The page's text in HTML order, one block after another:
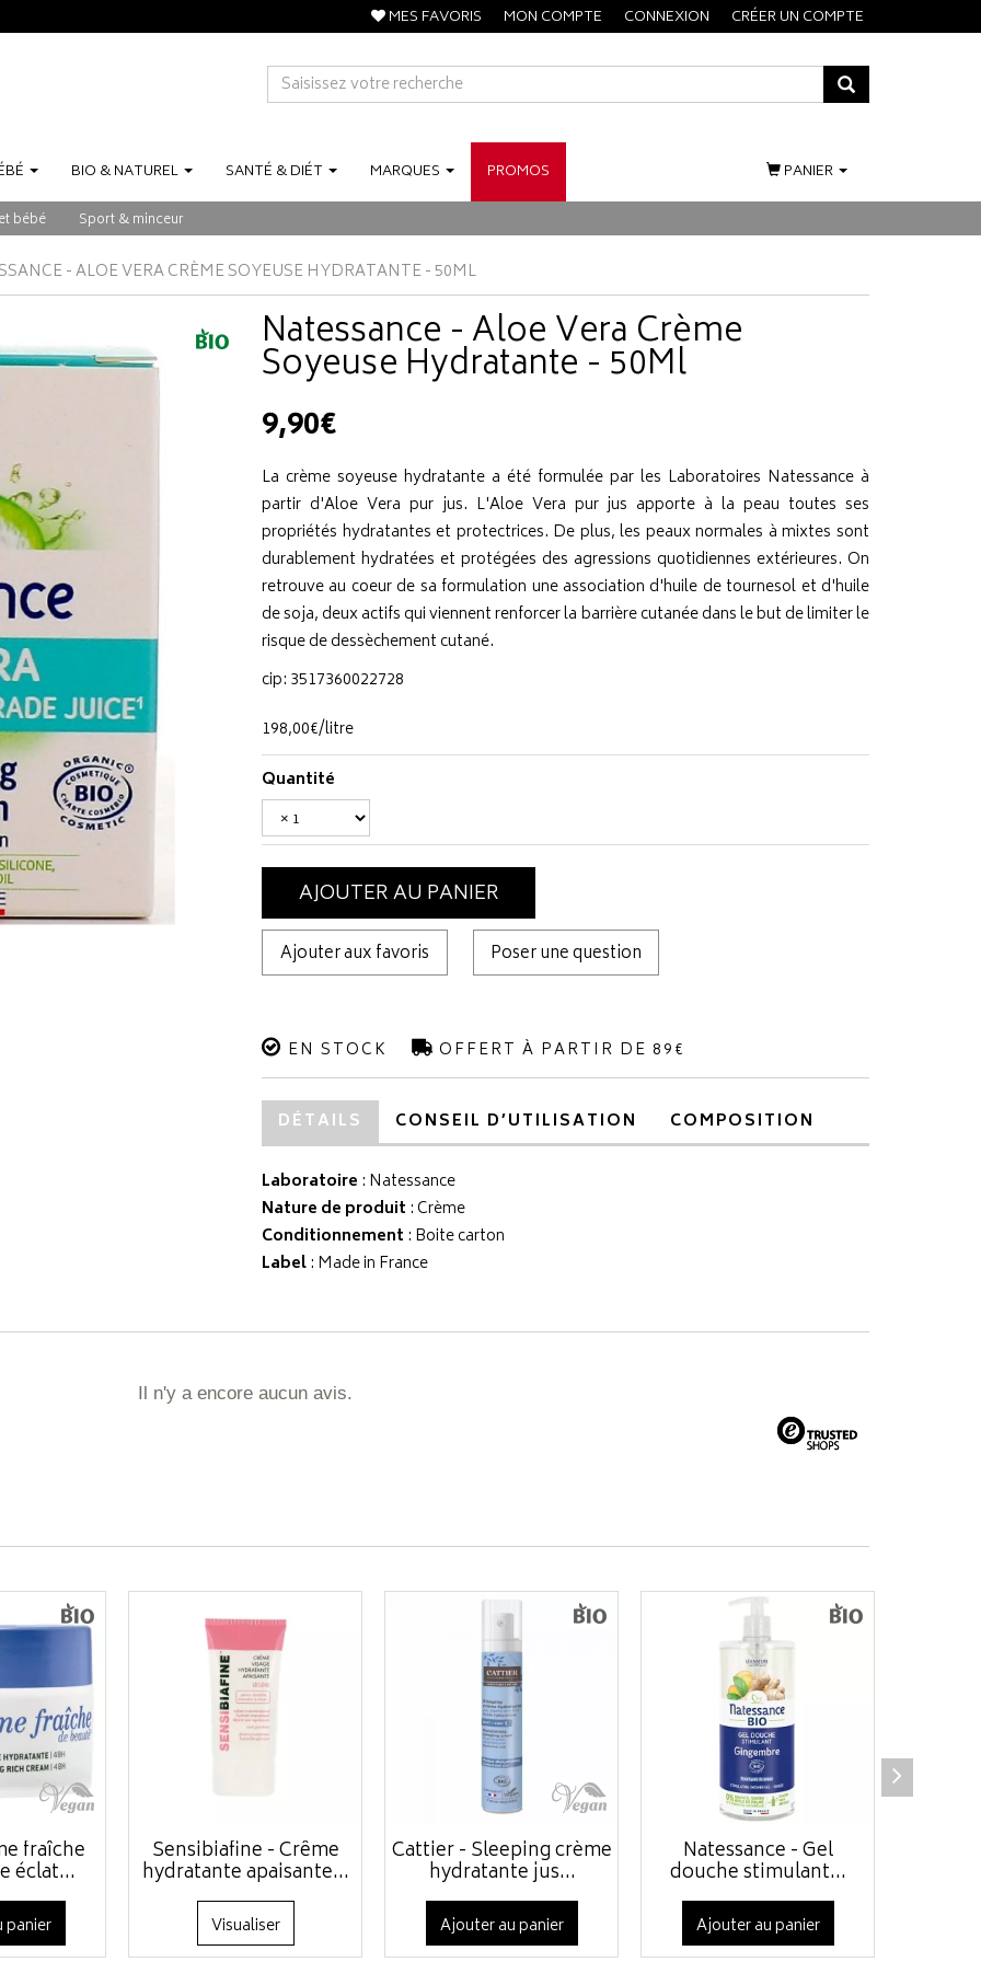
MES FAVORIS MON COMPTE CONNEXION CRÉER UN COMPTE
BIO &NATUREL SANTÉ &DIÉT MARQUES PROMOS
bébé Sport & minceur
PANIER
- ALOE VERA CRÈME SOYEUSE HYDRATANTE - 50ML
Natessance - Aloe Vera Crème
Soyeuse Hydratante - 50Ml
9,90€
La crème soyeuse hydratante a été formulée par les Laboratoires Natessance à
partir d'Aloe Vera pur jus. L'Aloe Vera pur jus apporte à la peau toutes ses
propriétés hydratantes et protectrices. De plus, les peaux normales à mixtes sont
durablement hydratées et protégées des agressions quotidiennes extérieures. On
retrouve au coeur de sa formulation une association d'huile de tournesol et d'huile
de soja, deux actifs qui viennent renforcer la barrière cutanée dans le but de limiter le
risque de dessèchement cutané.
cip: 3517360022728
198,00€/litre
Quantité
AJOUTER AU PANIER
Ajouter aux favoris Poser une question
EN STOCK OFFERT À PARTIR DE 89€
DÉTAILS CONSEIL D’UTILISATION COMPOSITION
Laboratoire : Natessance
Nature de produit : Crème
Conditionnement : Boite carton
Label: Made in France
Il n'y a encore aucun avis.
fraîche
éclat...
panier
Sensibiafine - Crême
hydratante apaisante...
Visualiser
Cattier - Sleeping crème
hydratante jus...
Ajouter au panier
Natessance - Gel
douche stimulant...
Ajouter au panier